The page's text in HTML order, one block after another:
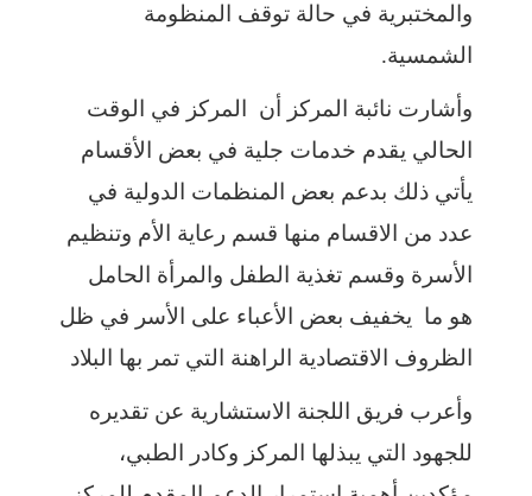
والمختبرية في حالة توقف المنظومة
الشمسية.
وأشارت نائبة المركز أن المركز في الوقت
الحالي يقدم خدمات جلية في بعض الأقسام
يأتي ذلك بدعم بعض المنظمات الدولية في
عدد من الاقسام منها قسم رعاية الأم وتنظيم
الأسرة وقسم تغذية الطفل والمرأة الحامل
هو ما يخفيف بعض الأعباء على الأسر في ظل
الظروف الاقتصادية الراهنة التي تمر بها البلاد
وأعرب فريق اللجنة الاستشارية عن تقديره
للجهود التي يبذلها المركز وكادر الطبي،